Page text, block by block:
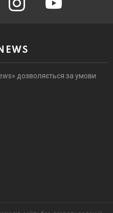
дозволяється за умови